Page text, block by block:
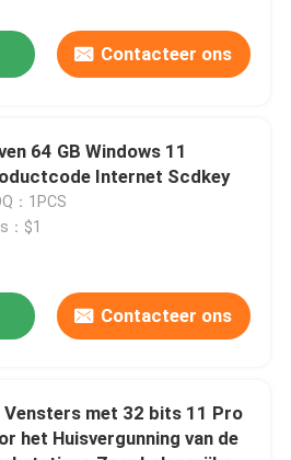
Contacteer ons
64 GB Windows 11
Internet Scdkey
：1PCS
：$1
Contacteer ons
Vensters met 32 bits 11 Pro
het Huisvergunning van de